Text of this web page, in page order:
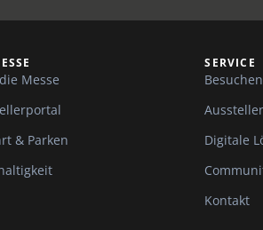
Messe
& Parken
SERVICE
Besuchen
Digitale
Kontakt